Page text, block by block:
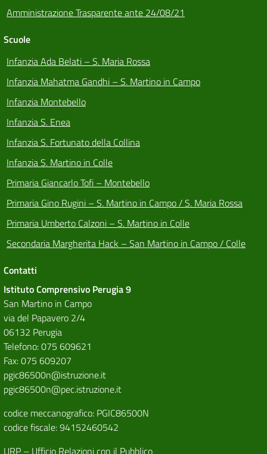
Amministrazione Trasparente ante 24/08/21
Scuole
Infanzia Ada Belati – S. Maria Rossa
Infanzia Mahatma Gandhi – S. Martino in Campo
Infanzia Montebello
Infanzia S. Enea
Infanzia S. Fortunato della Collina
Infanzia S. Martino in Colle
Primaria Giancarlo Tofi – Montebello
Primaria Gino Rugini – S. Martino in Campo / S. Maria Rossa
Primaria Umberto Calzoni – S. Martino in Colle
Secondaria Margherita Hack – San Martino in Campo / Colle
Contatti
Istituto Comprensivo Perugia 9
San Martino in Campo
via del Papavero 2/4
06132 Perugia
Telefono: 075 609621
Fax: 075 609207
pgic86500n@istruzione.it
pgic86500n@pec.istruzione.it
codice meccanografico: PGIC86500N
codice fiscale: 94152460542
URP – Ufficio Relazioni con il Pubblico